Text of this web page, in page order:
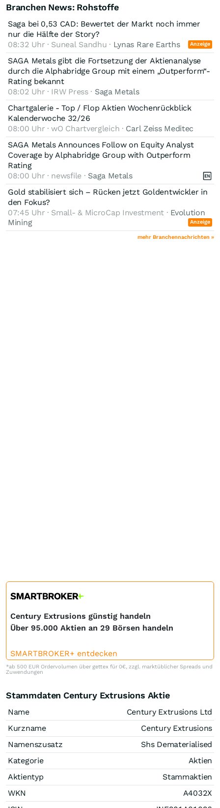
Branchen News: Rohstoffe
Saga bei 0,53 CAD: Bewertet der Markt noch immer
nur die Hälfte der Story?
08:32 Uhr · Suneal Sandhu · Lynas Rare Earths Anzeige
SAGA Metals gibt die Fortsetzung der Aktienanalyse
durch die Alphabridge Group mit einem „Outperform“-
Rating bekannt
08:02 Uhr · IRW Press · Saga Metals
Chartgalerie - Top / Flop Aktien Wochenrückblick
Kalenderwoche 32/26
08:00 Uhr · wO Chartvergleich · Carl Zeiss Meditec
SAGA Metals Announces Follow on Equity Analyst
Coverage by Alphabridge Group with Outperform
Rating
08:00 Uhr · newsfile · Saga Metals
Gold stabilisiert sich – Rücken jetzt Goldentwickler in
den Fokus?
07:45 Uhr · Small- & MicroCap Investment · Evolution
Mining
Anzeige
mehr Branchennachrichten »
Century Extrusions günstig handeln
Über 95.000 Aktien an 29 Börsen handeln
SMARTBROKER+ entdecken
*ab 500 EUR Ordervolumen über gettex für 0€, zzgl. marktüblicher Spreads und
Zuwendungen
Stammdaten Century Extrusions Aktie
Name
Century Extrusions Ltd
Kurzname
Century Extrusions
Namenszusatz
Shs Dematerialised
Kategorie
Aktien
Aktientyp
Stammaktien
WKN
A4032X